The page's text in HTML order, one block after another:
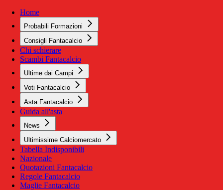
Home
Probabili Formazioni
Consigli Fantacalcio
Chi schierare
Scambi Fantacalcio
Ultime dai Campi
Voti Fantacalcio
Asta Fantacalcio
Guida all'asta
News
Ultimissime Calciomercato
Tabella Indisponibili
Nazionale
Quotazioni Fantacalcio
Regole Fantacalcio
Maglie Fantacalcio